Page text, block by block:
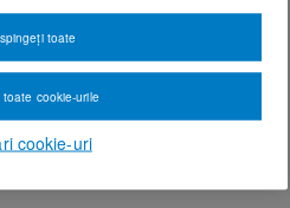
cookie-uri
toate
toate cookie-urile